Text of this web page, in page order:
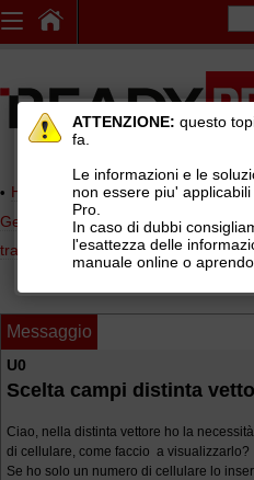
Home page> AREE DI
Gestionale Ready Pro>Logistica,
tracking
Distinte di spedizione
Messaggio
U0
Scelta campi distinta
Ciao, nella distinta vettore ho la
di cellulare, come faccio a visualizzarlo?
Se ho solo un numero di cellulare lo
ATTENZIONE: questo
fa.
Le informazioni e le
non essere piu'
Pro.
In caso di dubbi
l'esattezza delle
manuale online o